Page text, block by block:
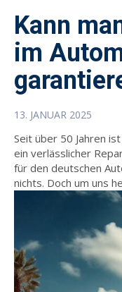
Kann
im
13. JANUAR 2025
Seit über 50 Jahren
ein verlässlicher
für den deutschen
nichts. Doch um uns